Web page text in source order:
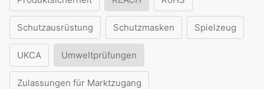
Schutzausrüstung Schutzmasken Spielzeug
UKCA Umweltprüfungen
Zulassungen für Marktzugang